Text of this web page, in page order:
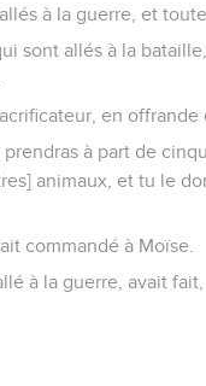
à la guerre, et
sont allés à la
en offrande
à part de
animaux, et tu le
commandé à Moïse.
à la guerre, avait